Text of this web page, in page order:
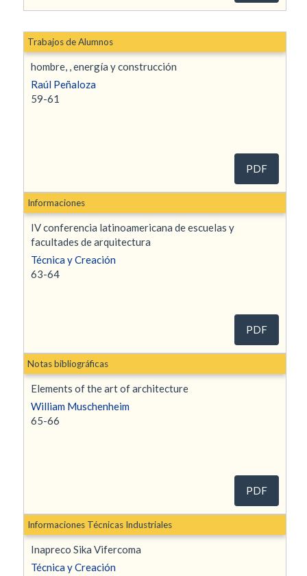
hombre, , energía y construcción
Raúl Peñaloza
59-61
Trabajos de Alumnos
PDF
IV conferencia latinoamericana de escuelas y
facultades de arquitectura
Técnica y Creación
63-64
Informaciones
PDF
Elements of the art of architecture
William Muschenheim
65-66
Notas bibliográficas
PDF
Inapreco Sika Vifercoma
Técnica y Creación
Informaciones Técnicas Industriales